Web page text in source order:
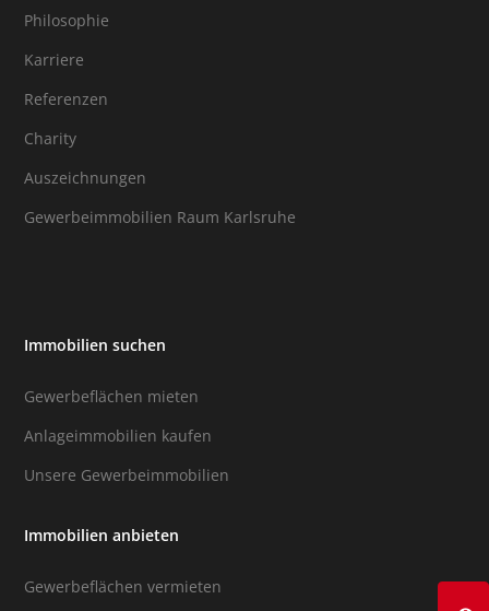
Philosophie
Karriere
Referenzen
Charity
Auszeichnungen
Gewerbeimmobilien Raum Karlsruhe
Immobilien suchen
Gewerbeflächen mieten
Anlageimmobilien kaufen
Unsere Gewerbeimmobilien
Immobilien anbieten
Gewerbeflächen vermieten